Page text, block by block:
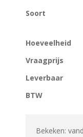
Soort
Hoeveelheid
Vraagprijs
Leverbaar
BTW
Bekeken: